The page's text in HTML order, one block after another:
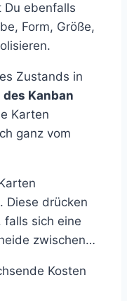
Du ebenfalls
Form, Größe,
Zustands in
Kanban
Karten
ganz vom
. Diese drücken
falls sich eine
zwischen…
Kosten